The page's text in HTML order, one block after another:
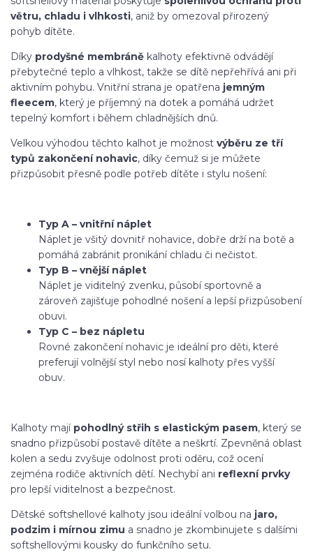
větru, chladu i vlhkosti, aniž by omezoval přirozený
pohyb dítěte.
Díky prodyšné membráně kalhoty efektivně odvádějí
přebytečné teplo a vlhkost, takže se dítě nepřehřívá ani při
aktivním pohybu. Vnitřní strana je opatřena jemným
fleecem, který je příjemný na dotek a pomáhá udržet
tepelný komfort i během chladnějších dnů.
Velkou výhodou těchto kalhot je možnost výběru ze tří
typů zakončení nohavic, díky čemuž si je můžete
přizpůsobit přesně podle potřeb dítěte i stylu nošení:
Typ A – vnitřní náplet
Náplet je všitý dovnitř nohavice, dobře drží na botě a
pomáhá zabránit pronikání chladu či nečistot.
Typ B – vnější náplet
Náplet je viditelný zvenku, působí sportovně a
zároveň zajišťuje pohodlné nošení a lepší přizpůsobení
obuvi.
Typ C – bez nápletu
Rovné zakončení nohavic je ideální pro děti, které
preferují volnější styl nebo nosí kalhoty přes vyšší
obuv.
Kalhoty mají pohodlný střih s elastickým pasem, který se
snadno přizpůsobí postavě dítěte a neškrtí. Zpevněná oblast
kolen a sedu zvyšuje odolnost proti oděru, což ocení
zejména rodiče aktivních dětí. Nechybí ani reflexní prvky
pro lepší viditelnost a bezpečnost.
Dětské softshellové kalhoty jsou ideální volbou na jaro,
podzim i mírnou zimu a snadno je zkombinujete s dalšími
softshellovými kousky do funkčního setu.